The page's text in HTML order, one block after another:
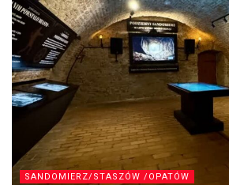
SANDOMIERZ/STASZÓW /OPATÓW